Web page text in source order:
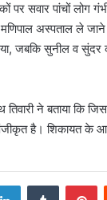
पर सवार पांचों लोग
मणिपाल अस्पताल ले
जबकि सुनील व सुंदर
तिवारी ने बताया कि
है। शिकायत के
LinkedInTumblr